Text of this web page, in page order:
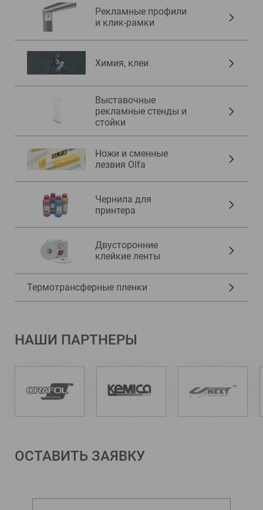
Рекламные профили
и клик-рамки
Химия, клеи
Выставочные
рекламные стенды и
стойки
Ножи и сменные
лезвия Olfa
Чернила для
принтера
Двусторонние
клейкие ленты
Термотрансферные пленки
НАШИ ПАРТНЕРЫ
ОСТАВИТЬ ЗАЯВКУ